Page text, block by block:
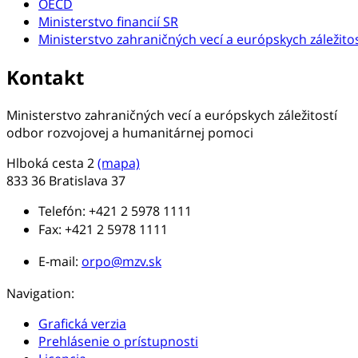
OECD
Ministerstvo financií SR
Ministerstvo zahraničných vecí a európskych
Kontakt
Ministerstvo zahraničných vecí a európskych záležitostí
odbor rozvojovej a humanitárnej pomoci
Hlboká cesta 2(mapa)
833 36 Bratislava 37
Telefón: +421 2 5978 1111
Fax: +421 2 5978 1111
E-mail: orpo@mzv.sk
Navigation:
Grafická verzia
Prehlásenie o prístupnosti